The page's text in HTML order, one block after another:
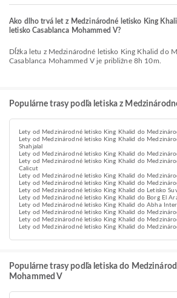
Ako dlho trvá let z Medzinárodné letisko King
letisko Casablanca Mohammed V?
Dĺžka letu z Medzinárodné letisko King Khalid do Medzinárodné letisko
Casablanca Mohammed V je približne 8h 10m.
Populárne trasy podľa letiska z
Lety od Medzinárodné letisko King Khalid do
Lety od Medzinárodné letisko King Khalid do
Shahjalal
Lety od Medzinárodné letisko King Khalid do
Lety od Medzinárodné letisko King Khalid do
Calicut
Lety od Medzinárodné letisko King Khalid do
Lety od Medzinárodné letisko King Khalid do
Lety od Medzinárodné letisko King Khalid do Letisko
Lety od Medzinárodné letisko King Khalid do Borg El
Lety od Medzinárodné letisko King Khalid do Abha
Lety od Medzinárodné letisko King Khalid do
Lety od Medzinárodné letisko King Khalid do
Lety od Medzinárodné letisko King Khalid do
Populárne trasy podľa letiska do
Mohammed V